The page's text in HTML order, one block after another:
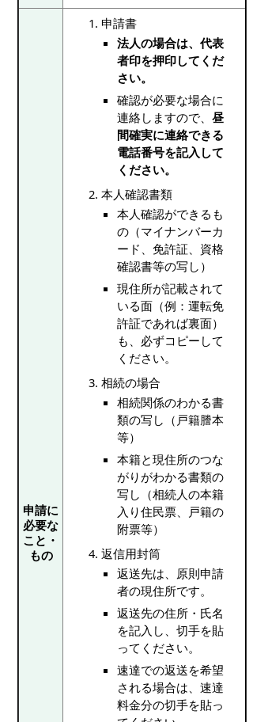
申請に
必要な
こと・
もの
申請書
法人の場合は、代表
者印を押印してくだ
さい。
確認が必要な場合に
連絡しますので、昼
間確実に連絡できる
電話番号を記入して
ください。
本人確認書類
本人確認ができるも
の（マイナンバーカ
ード、免許証、資格
確認書等の写し）
現住所が記載されて
いる面（例：運転免
許証であれば裏面）
も、必ずコピーして
ください。
相続の場合
相続関係のわかる書
類の写し（戸籍謄本
等）
本籍と現住所のつな
がりがわかる書類の
写し（相続人の本籍
入り住民票、戸籍の
附票等）
返信用封筒
返送先は、原則申請
者の現住所です。
返送先の住所・氏名
を記入し、切手を貼
ってください。
速達での返送を希望
される場合は、速達
料金分の切手を貼っ